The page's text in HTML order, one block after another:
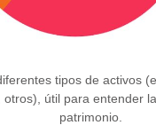
tipos de activos
otros), útil para entender
patrimonio.